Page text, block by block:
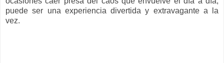
puede ser una experiencia divertida y extravagante a la
vez.